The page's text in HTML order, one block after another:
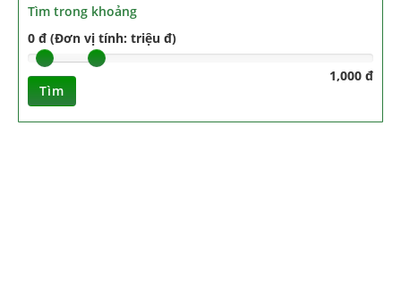
Tìm trong khoảng
0 đ (Đơn vị tính: triệu đ)
1,000 đ
Tìm